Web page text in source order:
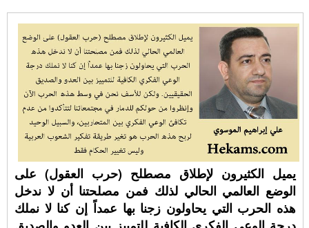
يميل الكثيرون لإطلاق مصطلح (حرب العقول) على
الوضع العالمي الحالي لذلك فمن مصلحتنا أن لا ندخل
هذه الحرب التي يحاولون زجنا بها عمداً إن كنا لا نملك